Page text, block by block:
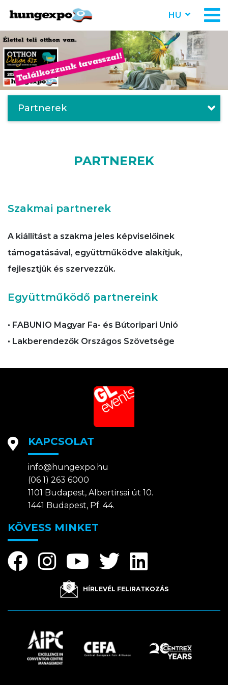
HU
Partnerek
PARTNEREK
Szakmai partnerek
A kiállítást a szakma jeles képviselőinek
támogatásával, együttműködve alakítjuk,
fejlesztjük és szervezzük.
Együttműködő partnereink
• FABUNIO Magyar Fa- és Bútoripari Unió
• Lakberendezők Országos Szövetsége
KAPCSOLAT
info@hungexpo.hu
(06 1) 263 6000
1101 Budapest, Albertirsai út 10.
1441 Budapest, Pf. 44.
KÖVESS MINKET
HÍRLEVÉL FELIRATKOZÁS